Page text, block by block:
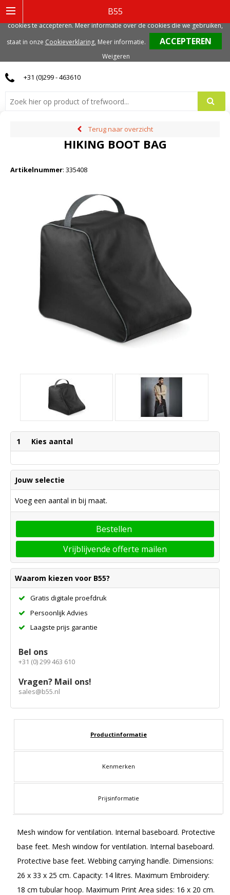
B55
0
+31 (0)299 - 463610
Terug naar overzicht
HIKING BOOT BAG
Artikelnummer: 335408
1 Kies aantal
Jouw selectie
Voeg een aantal in bij maat.
Bestellen
Vrijblijvende offerte mailen
Waarom kiezen voor B55?
Gratis digitale proefdruk
Persoonlijk Advies
Laagste prijs garantie
Bel ons
+31 (0) 299 463 610
Vragen? Mail ons!
sales@b55.nl
Productinformatie
Kenmerken
Prijsinformatie
Mesh window for ventilation. Internal baseboard. Protective
base feet. Mesh window for ventilation. Internal baseboard.
Protective base feet. Webbing carrying handle. Dimensions:
26 x 33 x 25 cm. Capacity: 14 litres. Maximum Embroidery:
18 cm tubular hoop. Maximum Print Area sides: 16 x 20 cm.
gerelateerde cookies. Voor de beste gebruikerservaring, adviseren we deze
cookies te accepteren. Meer informatie over de cookies die we gebruiken,
staat in onze Cookieverklaring. Meer informatie.
Weigeren